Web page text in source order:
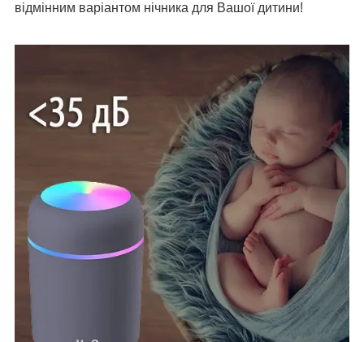
відмінним варіантом нічника для Вашої дитини!